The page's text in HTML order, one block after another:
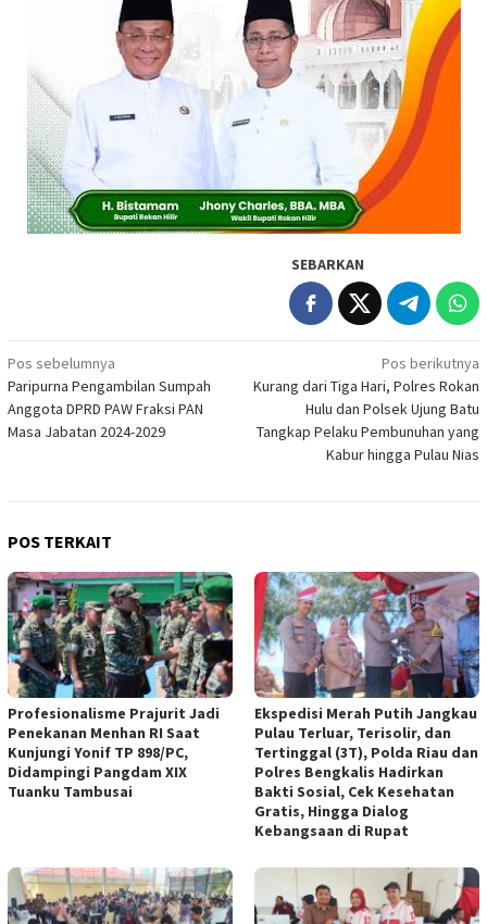
SEBARKAN
Navigasi
pos
Pos sebelumnya
Paripurna Pengambilan Sumpah
Anggota DPRD PAW Fraksi PAN
Masa Jabatan 2024-2029
Pos berikutnya
Kurang dari Tiga Hari, Polres Rokan
Hulu dan Polsek Ujung Batu
Tangkap Pelaku Pembunuhan yang
Kabur hingga Pulau Nias
POS TERKAIT
Profesionalisme Prajurit Jadi
Penekanan Menhan RI Saat
Kunjungi Yonif TP 898/PC,
Didampingi Pangdam XIX
Tuanku Tambusai
Ekspedisi Merah Putih Jangkau
Pulau Terluar, Terisolir, dan
Tertinggal (3T), Polda Riau dan
Polres Bengkalis Hadirkan
Bakti Sosial, Cek Kesehatan
Gratis, Hingga Dialog
Kebangsaan di Rupat